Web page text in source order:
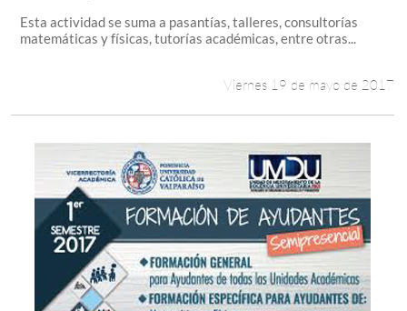
Esta actividad se suma a pasantías, talleres, consultorías
matemáticas y físicas, tutorías académicas, entre otras...
Viernes 19 de mayo de 2017